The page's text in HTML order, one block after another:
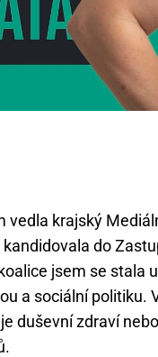
vedla krajský
do
jsem se stala
a sociální politiku.
duševní zdraví